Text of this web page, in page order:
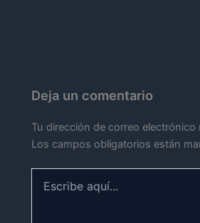
Deja un comentario
Tu dirección de correo electrónico
Los campos obligatorios están
aquí...